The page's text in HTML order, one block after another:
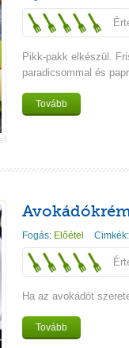
Pikk-pakk elkészül.
paradicsommal és
Tovább
Fogás: Előétel
Ha az avokádót
Tovább